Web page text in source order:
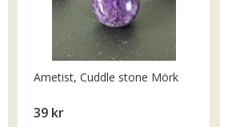
Ametist, Cuddle stone Mörk
39 kr